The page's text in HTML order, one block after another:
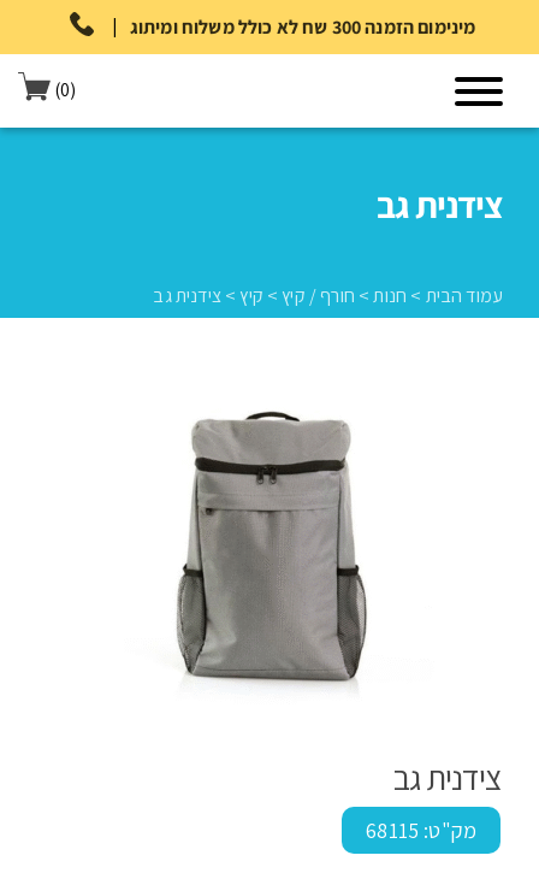
| מינימום הזמנה 300 שח לא כולל משלוח ומיתוג
(0)
צידנית גב
עמוד הבית > חנות> חורף / קיץ > קיץ >צידנית גב
צידנית גב
מק"ט: 68115